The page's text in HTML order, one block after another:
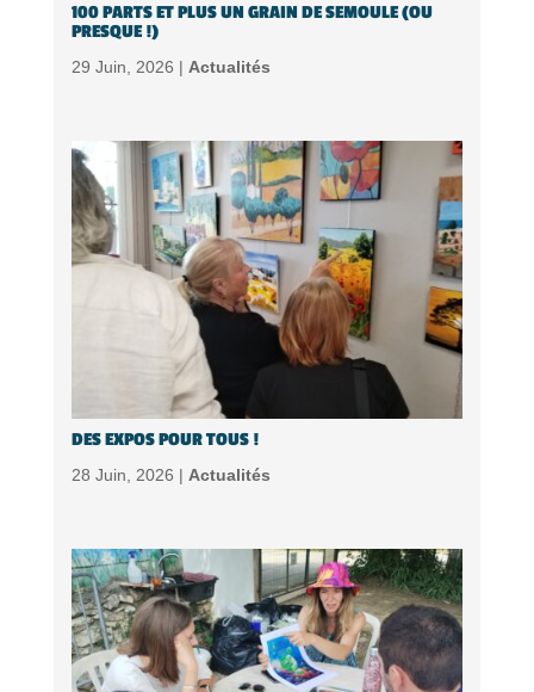
100 PARTS ET PLUS UN GRAIN DE SEMOULE (OU
PRESQUE !)
29 Juin, 2026 | Actualités
DES EXPOS POUR TOUS !
28 Juin, 2026 | Actualités